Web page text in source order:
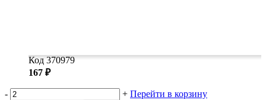
Код 370979
167 ₽
- + Перейти в корзину